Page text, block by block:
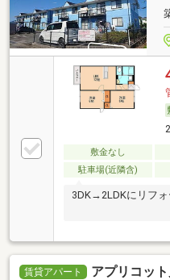
敷金なし
駐車場(近隣含)
3DK→2LDKにリフ
賃貸アパート アプリコッ